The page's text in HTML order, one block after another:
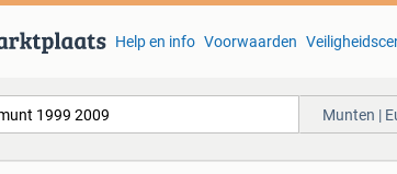
Help en info Voorwaarden
Munten |